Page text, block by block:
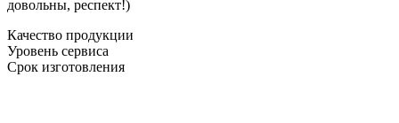
довольны, респект!)
Качество продукции
Уровень сервиса
Срок изготовления